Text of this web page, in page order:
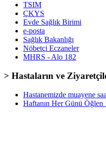
TSIM
ÇKYS
Evde Sağlık Birimi
e-posta
Sağlık Bakanlığı
Nöbetçi Eczaneler
MHRS - Alo 182
> Hastaların ve
Hastanemizde muayene
Haftanın Her Günü